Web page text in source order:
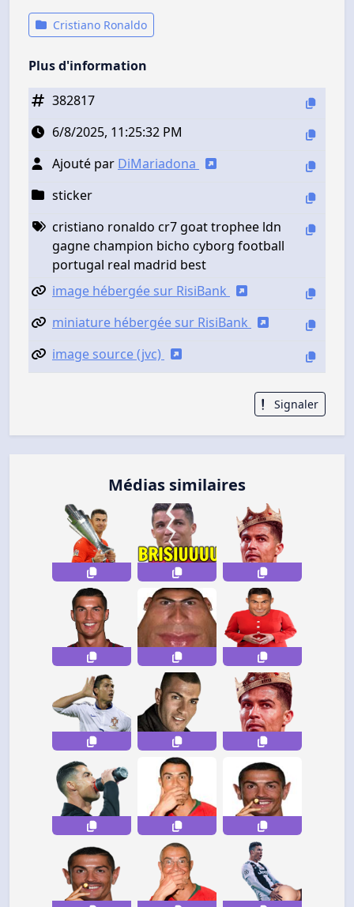
Cristiano Ronaldo
Plus d'information
382817
6/8/2025, 11:25:32 PM
Ajouté par DiMariadona
sticker
cristiano ronaldo cr7 goat trophee ldn
gagne champion bicho cyborg football
portugal real madrid best
image hébergée sur RisiBank
miniature hébergée sur RisiBank
image source (jvc)
Signaler
Médias similaires